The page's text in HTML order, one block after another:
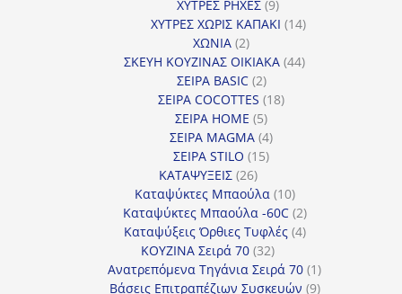
ΧΥΤΡΕΣ ΡΗΧΕΣ 99
προϊόντα
ΧΥΤΡΕΣ ΧΩΡΙΣ ΚΑΠΑΚΙ 1414
ΧΩΝΙΑ 22
προϊόντα
ΣΚΕΥΗ ΚΟΥΖΙΝΑΣ ΟΙΚΙΑΚΑ 4444
ΣΕΙΡΑ BASIC 22
προϊόντα
ΣΕΙΡΑ COCOTTES 1818
ΣΕΙΡΑ HOME 55
προϊόντα
ΣΕΙΡΑ MAGMA 44
προϊόντα
ΣΕΙΡΑ STILO 1515
ΚΑΤΑΨΥΞΕΙΣ 2626
προϊόντα
Καταψύκτες Μπαούλα 1010
προϊόντα
Καταψύκτες Μπαούλα -60C 22
προϊόντα
Καταψύξεις Όρθιες Τυφλές 44
ΚΟΥΖΙΝΑ Σειρά 70 3232
προϊόντα
Ανατρεπόμενα Τηγάνια Σειρά 70 11
προϊόν
Βάσεις Επιτραπέζιων Συσκευών 99